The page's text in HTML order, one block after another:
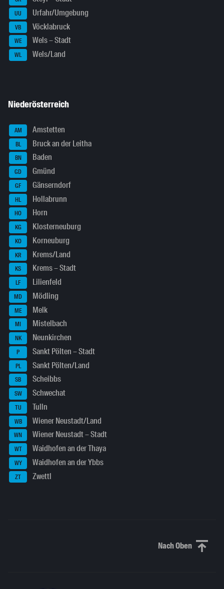
UU Urfahr/Umgebung
VB Vöcklabruck
WE Wels – Stadt
WL Wels/Land
Niederösterreich
AM Amstetten
BL Bruck an der Leitha
BN Baden
GD Gmünd
GF Gänserndorf
HL Hollabrunn
HO Horn
KG Klosterneuburg
KO Korneuburg
KR Krems/Land
KS Krems – Stadt
LF Lilienfeld
MD Mödling
ME Melk
MI Mistelbach
NK Neunkirchen
P Sankt Pölten – Stadt
PL Sankt Pölten/Land
SB Scheibbs
SW Schwechat
TU Tulln
WB Wiener Neustadt/Land
WN Wiener Neustadt – Stadt
WT Waidhofen an der Thaya
WY Waidhofen an der Ybbs
ZT Zwettl
Nach ObenNach oben